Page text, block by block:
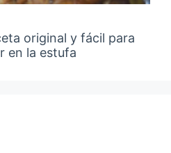
original y fácil para
en la estufa